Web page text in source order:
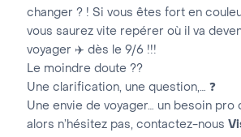
changer ? ! Si vous êtes fort en
vous saurez vite repérer où il va
voyager ✈️ dès le 9/6 !!!
Le moindre doute ??
Une clarification, une question,… ❓
Une envie de voyager… un besoin pro
alors n’hésitez pas, contactez-nous